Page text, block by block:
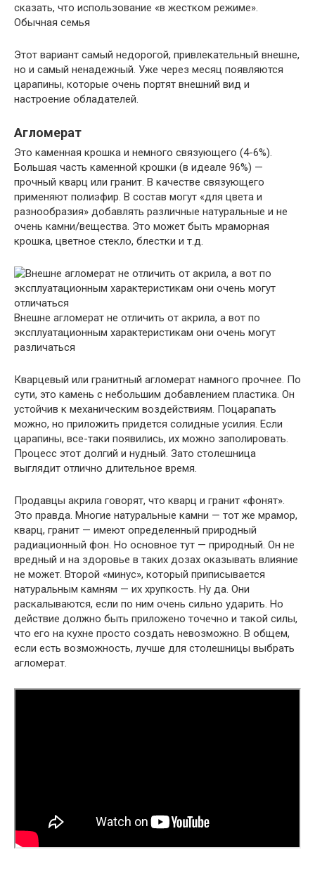
сказать, что использование «в жестком режиме».
Обычная семья
Этот вариант самый недорогой, привлекательный внешне,
но и самый ненадежный. Уже через месяц появляются
царапины, которые очень портят внешний вид и
настроение обладателей.
Агломерат
Это каменная крошка и немного связующего (4-6%).
Большая часть каменной крошки (в идеале 96%) —
прочный кварц или гранит. В качестве связующего
применяют полиэфир. В состав могут «для цвета и
разнообразия» добавлять различные натуральные и не
очень камни/вещества. Это может быть мраморная
крошка, цветное стекло, блестки и т.д.
Внешне агломерат не отличить от акрила, а вот по
эксплуатационным характеристикам они очень могут
различаться
Кварцевый или гранитный агломерат намного прочнее. По
сути, это камень с небольшим добавлением пластика. Он
устойчив к механическим воздействиям. Поцарапать
можно, но приложить придется солидные усилия. Если
царапины, все-таки появились, их можно заполировать.
Процесс этот долгий и нудный. Зато столешница
выглядит отлично длительное время.
Продавцы акрила говорят, что кварц и гранит «фонят».
Это правда. Многие натуральные камни — тот же мрамор,
кварц, гранит — имеют определенный природный
радиационный фон. Но основное тут — природный. Он не
вредный и на здоровье в таких дозах оказывать влияние
не может. Второй «минус», который приписывается
натуральным камням — их хрупкость. Ну да. Они
раскалываются, если по ним очень сильно ударить. Но
действие должно быть приложено точечно и такой силы,
что его на кухне просто создать невозможно. В общем,
если есть возможность, лучше для столешницы выбрать
агломерат.